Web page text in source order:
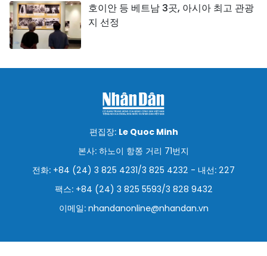
호이안 등 베트남 3곳, 아시아 최고 관광
지 선정
편집장: Le Quoc Minh
본사: 하노이 항쫑 거리 71번지
전화: +84 (24) 3 825 4231/3 825 4232 - 내선: 227
팩스: +84 (24) 3 825 5593/3 828 9432
이메일: nhandanonline@nhandan.vn